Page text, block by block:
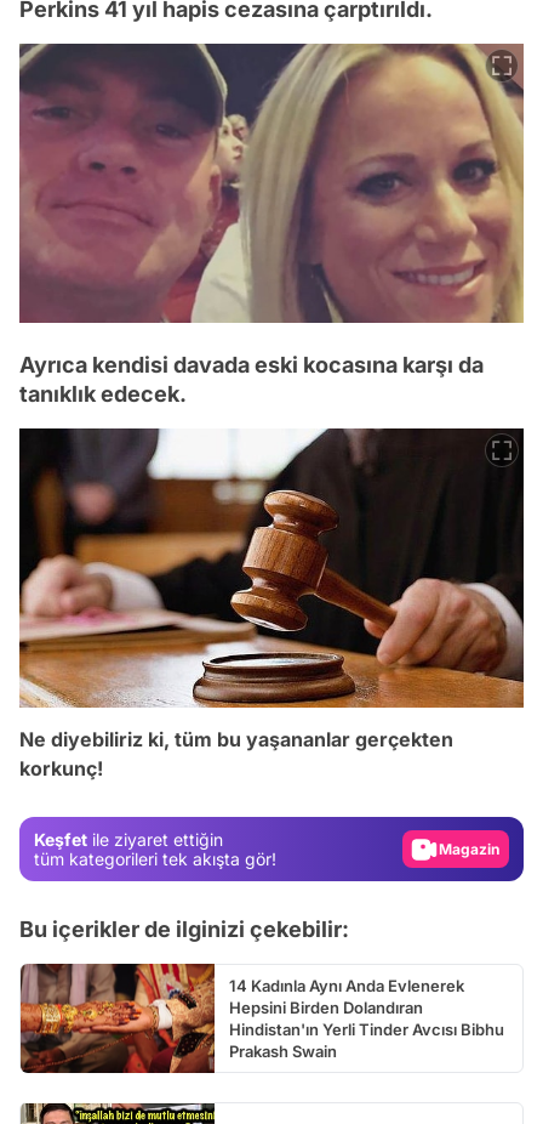
Perkins 41 yıl hapis cezasına çarptırıldı.
Ayrıca kendisi davada eski kocasına karşı da
tanıklık edecek.
Ne diyebiliriz ki, tüm bu yaşananlar gerçekten
korkunç!
Keşfet ile ziyaret ettiğin
tüm kategorileri tek akışta gör!
Video
Video
Bu içerikler de ilginizi çekebilir:
14 Kadınla Aynı Anda Evlenerek
Hepsini Birden Dolandıran
Hindistan'ın Yerli Tinder Avcısı Bibhu
Prakash Swain